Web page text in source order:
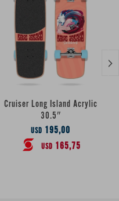
Cruiser Long Island Acrylic
30.5″
USD 195,00
USD 165,75
